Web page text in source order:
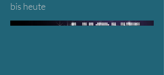
bis heute